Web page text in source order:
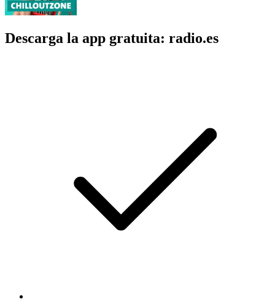
Descarga la app gratuita: radio.es